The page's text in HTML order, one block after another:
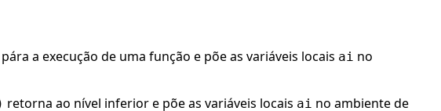
pára a execução de uma função e põe as variáveis locais ai no
retorna ao nível inferior e põe as variáveis locais ai no ambiente de